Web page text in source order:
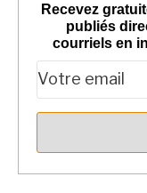
Recevez
publiés
courriels en